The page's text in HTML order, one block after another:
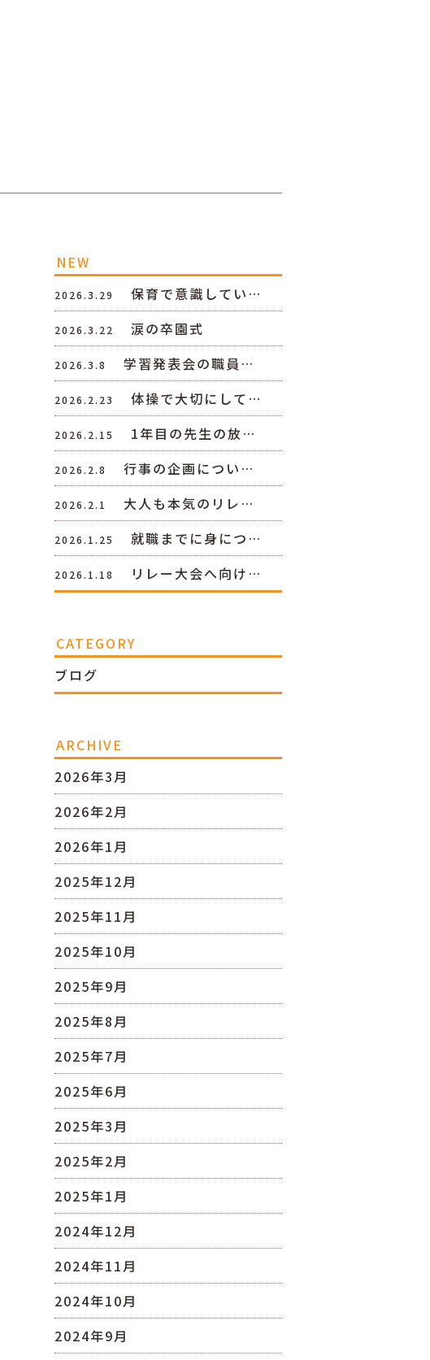
NEW
2026.3.29 保育で意識してい…
2026.3.22 涙の卒園式
2026.3.8 学習発表会の職員…
2026.2.23 体操で大切にして…
2026.2.15 1年目の先生の放…
2026.2.8 行事の企画につい…
2026.2.1 大人も本気のリレ…
2026.1.25 就職までに身につ…
2026.1.18 リレー大会へ向け…
CATEGORY
ブログ
ARCHIVE
2026年3月
2026年2月
2026年1月
2025年12月
2025年11月
2025年10月
2025年9月
2025年8月
2025年7月
2025年6月
2025年3月
2025年2月
2025年1月
2024年12月
2024年11月
2024年10月
2024年9月